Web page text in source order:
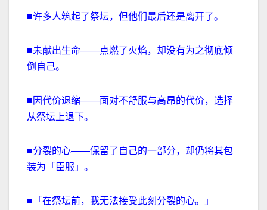
■许多人筑起了祭坛，但他们最后还是离开了。
■未献出生命——点燃了火焰，却没有为之彻底倾
倒自己。
■因代价退缩——面对不舒服与高昂的代价，选择
从祭坛上退下。
■分裂的心——保留了自己的一部分，却仍将其包
装为「臣服」。
■「在祭坛前，我无法接受此刻分裂的心。」